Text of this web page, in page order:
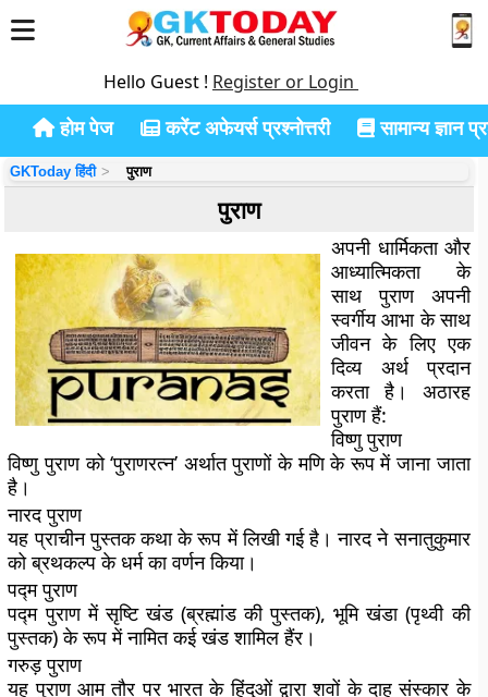
Hello Guest ! Register or Login
होम पेज करेंट अफेयर्स प्रश्नोत्तरी सामान्य ज्ञान
GKToday हिंदी पुराण
पुराण
अपनी धार्मिकता और
आध्यात्मिकता के
साथ पुराण अपनी
स्वर्गीय आभा के साथ
जीवन के लिए एक
दिव्य अर्थ प्रदान
करता है। अठारह
पुराण हैं:
विष्णु पुराण
विष्णु पुराण को ‘पुराणरत्न’ अर्थात पुराणों के मणि के रूप में जाना जाता
है।
नारद पुराण
यह प्राचीन पुस्तक कथा के रूप में लिखी गई है। नारद ने सनातुकुमार
को ब्रथकल्प के धर्म का वर्णन किया।
पद्म पुराण
पद्म पुराण में सृष्टि खंड (ब्रह्मांड की पुस्तक), भूमि खंडा (पृथ्वी की
पुस्तक) के रूप में नामित कई खंड शामिल हैंर।
गरुड़ पुराण
यह पुराण आम तौर पर भारत के हिंदुओं द्वारा शवों के दाह संस्कार के